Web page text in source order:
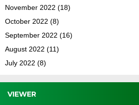
November 2022 (18)
October 2022 (8)
September 2022 (16)
August 2022 (11)
July 2022 (8)
VIEWER